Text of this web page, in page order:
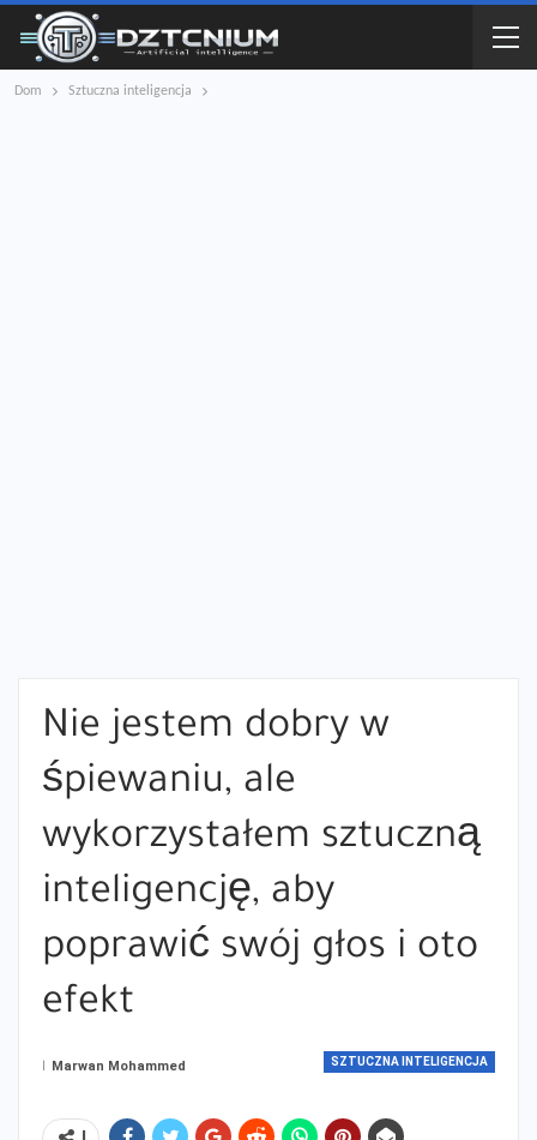
Dom Sztuczna inteligencja
Nie jestem dobry w
śpiewaniu, ale
wykorzystałem sztuczną
inteligencję, aby
poprawić swój głos i oto
efekt
SZTUCZNA INTELIGENCJA
Marwan Mohammed